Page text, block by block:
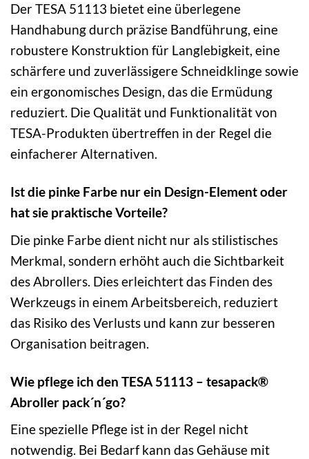
Der TESA 51113 bietet eine überlegene
Handhabung durch präzise Bandführung, eine
robustere Konstruktion für Langlebigkeit, eine
schärfere und zuverlässigere Schneidklinge sowie
ein ergonomisches Design, das die Ermüdung
reduziert. Die Qualität und Funktionalität von
TESA-Produkten übertreffen in der Regel die
einfacherer Alternativen.
Ist die pinke Farbe nur ein Design-Element oder
hat sie praktische Vorteile?
Die pinke Farbe dient nicht nur als stilistisches
Merkmal, sondern erhöht auch die Sichtbarkeit
des Abrollers. Dies erleichtert das Finden des
Werkzeugs in einem Arbeitsbereich, reduziert
das Risiko des Verlusts und kann zur besseren
Organisation beitragen.
Wie pflege ich den TESA 51113 – tesapack®
Abroller pack´n´go?
Eine spezielle Pflege ist in der Regel nicht
notwendig. Bei Bedarf kann das Gehäuse mit